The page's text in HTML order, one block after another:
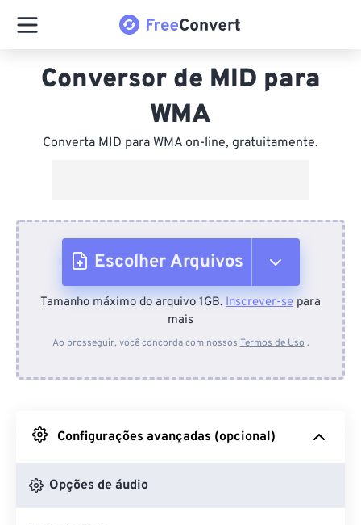
Conversor de MID para
WMA
Converta MID para WMA on-line, gratuitamente.
Escolher Arquivos
Do dispositivo
Do Google Drive
Do OneDrive
Tamanho máximo do arquivo 1GB. Inscrever-se para
mais
Ao prosseguir, você concorda com nossos Termos de Uso .
Configurações avançadas (opcional)
Opções de áudio